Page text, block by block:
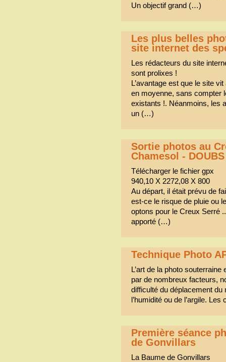
Un objectif grand (…)
Les plus belles
site internet des
Les rédacteurs du site
sont prolixes !
L’avantage est que le site
en moyenne, sans compter
existants !. Néanmoins, les
un (…)
Sortie photos au
Chamesol - DOUBS
Télécharger le fichier gpx
940,10 X 2272,08 X 800
Au départ, il était prévu de
est-ce le risque de pluie ou
optons pour le Creux Serré
apporté (…)
Technique Photo
L’art de la photo
par de nombreux facteurs,
difficulté du déplacement du
l’humidité ou de l’argile.
Première séance
de Gonvillars
La Baume de Gonvillars